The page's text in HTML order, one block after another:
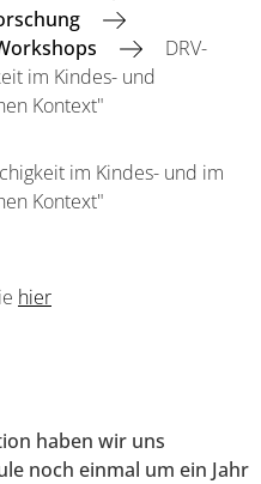
DRV-
im Kindes- und
Kontext"
im Kindes- und im
Kontext"
hier
haben wir uns
noch einmal um ein Jahr